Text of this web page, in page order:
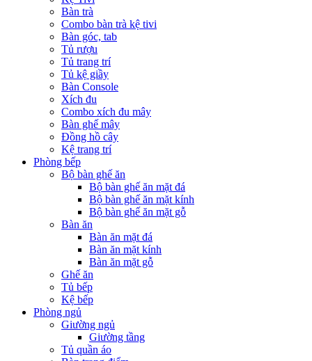
Bàn trà
Combo bàn trà kệ tivi
Bàn góc, tab
Tủ rượu
Tủ trang trí
Tủ kệ giầy
Bàn Console
Xích đu
Combo xích đu mây
Bàn ghế mây
Đồng hồ cây
Kệ trang trí
Phòng bếp
Bộ bàn ghế ăn
Bộ bàn ghế ăn mặt đá
Bộ bàn ghế ăn mặt kính
Bộ bàn ghế ăn mặt gỗ
Bàn ăn
Bàn ăn mặt đá
Bàn ăn mặt kính
Bàn ăn mặt gỗ
Ghế ăn
Tủ bếp
Kệ bếp
Phòng ngủ
Giường ngủ
Giường tầng
Tủ quần áo